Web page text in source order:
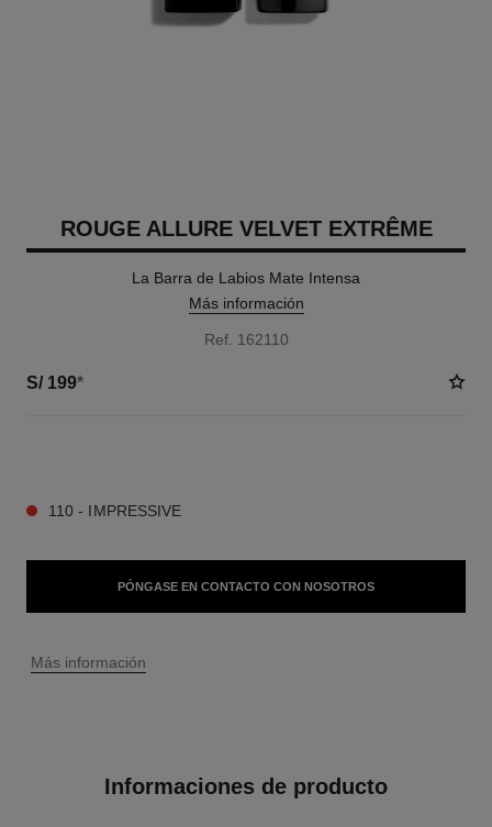
ROUGE ALLURE VELVET EXTRÊME
La Barra de Labios Mate Intensa
Más información
Ref. 162110
S/ 199*
110 - IMPRESSIVE
PÓNGASE EN CONTACTO CON NOSOTROS
↩
Más información
Informaciones de producto